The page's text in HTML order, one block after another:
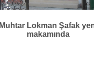
Muhtar Lokman Şafak
makamında